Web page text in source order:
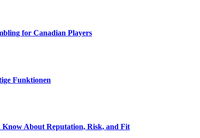
for Canadian Players
Funktionen
Know About Reputation, Risk, and Fit